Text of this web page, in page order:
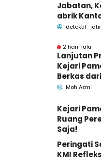
Jabatan,
abrik
Pemkab
2 hari lalu
Lanjutan
Kejari
Berkas
Pemkab
Moh Azmi
Kejari
Ruang
Saja!
Peringati
KMI